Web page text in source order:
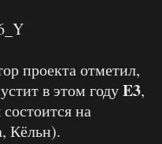
проекта отметил,
в этом годуE3,
на
Кёльн).